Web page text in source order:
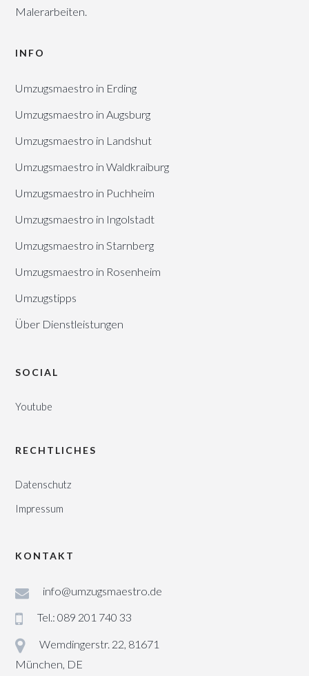
Malerarbeiten.
INFO
Umzugsmaestro in Erding
Umzugsmaestro in Augsburg
Umzugsmaestro in Landshut
Umzugsmaestro in Waldkraiburg
Umzugsmaestro in Puchheim
Umzugsmaestro in Ingolstadt
Umzugsmaestro in Starnberg
Umzugsmaestro in Rosenheim
Umzugstipps
Über Dienstleistungen
SOCIAL
Youtube
RECHTLICHES
Datenschutz
Impressum
KONTAKT
info@umzugsmaestro.de
Tel.: 089 201 740 33
Wemdingerstr. 22, 81671
München, DE